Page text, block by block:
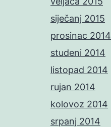
siječanj 2015
prosinac 2014
studeni 2014
listopad 2014
rujan 2014
kolovoz 2014
srpanj 2014